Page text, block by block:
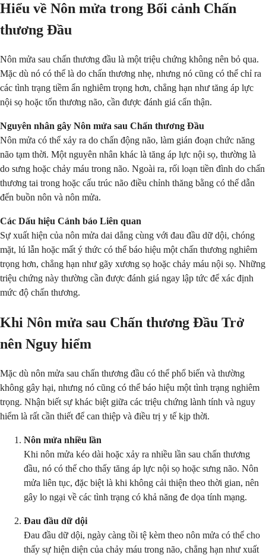
Hiểu về Nôn mửa trong Bối cảnh Chấn
thương Đầu
Nôn mửa sau chấn thương đầu là một triệu chứng không nên bỏ qua.
Mặc dù nó có thể là do chấn thương nhẹ, nhưng nó cũng có thể chỉ ra
các tình trạng tiềm ẩn nghiêm trọng hơn, chẳng hạn như tăng áp lực
nội sọ hoặc tổn thương não, cần được đánh giá cẩn thận.
Nguyên nhân gây Nôn mửa sau Chấn thương Đầu
Nôn mửa có thể xảy ra do chấn động não, làm gián đoạn chức năng
não tạm thời. Một nguyên nhân khác là tăng áp lực nội sọ, thường là
do sưng hoặc chảy máu trong não. Ngoài ra, rối loạn tiền đình do chấn
thương tai trong hoặc cấu trúc não điều chỉnh thăng bằng có thể dẫn
đến buồn nôn và nôn mửa.
Các Dấu hiệu Cảnh báo Liên quan
Sự xuất hiện của nôn mửa dai dẳng cùng với đau đầu dữ dội, chóng
mặt, lú lẫn hoặc mất ý thức có thể báo hiệu một chấn thương nghiêm
trọng hơn, chẳng hạn như gãy xương sọ hoặc chảy máu nội sọ. Những
triệu chứng này thường cần được đánh giá ngay lập tức để xác định
mức độ chấn thương.
Khi Nôn mửa sau Chấn thương Đầu Trở
nên Nguy hiểm
Mặc dù nôn mửa sau chấn thương đầu có thể phổ biến và thường
không gây hại, nhưng nó cũng có thể báo hiệu một tình trạng nghiêm
trọng. Nhận biết sự khác biệt giữa các triệu chứng lành tính và nguy
hiểm là rất cần thiết để can thiệp và điều trị y tế kịp thời.
Nôn mửa nhiều lần
Khi nôn mửa kéo dài hoặc xảy ra nhiều lần sau chấn thương
đầu, nó có thể cho thấy tăng áp lực nội sọ hoặc sưng não. Nôn
mửa liên tục, đặc biệt là khi không cải thiện theo thời gian, nên
gây lo ngại về các tình trạng có khả năng đe dọa tính mạng.
Đau đầu dữ dội
Đau đầu dữ dội, ngày càng tồi tệ kèm theo nôn mửa có thể cho
thấy sự hiện diện của chảy máu trong não, chẳng hạn như xuất